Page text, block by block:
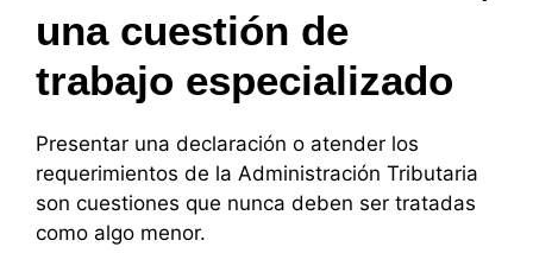
una cuestión de
trabajo especializado
Presentar una declaración o atender los
requerimientos de la Administración Tributaria
son cuestiones que nunca deben ser tratadas
como algo menor.